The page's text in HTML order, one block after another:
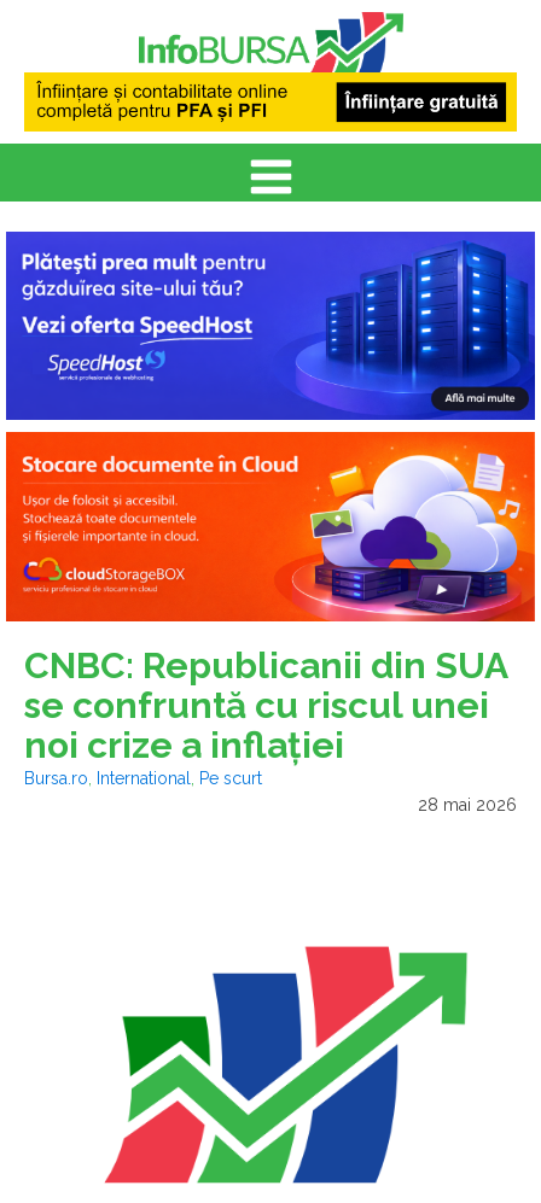
CNBC: Republicanii din SUA
se confruntă cu riscul unei
noi crize a inflaţiei
Bursa.ro International
Pe scurt
28 mai 2026